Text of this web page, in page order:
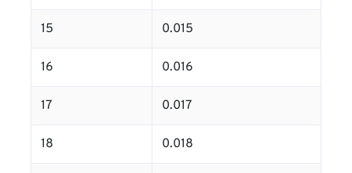
15 0.015
16 0.016
17 0.017
18 0.018